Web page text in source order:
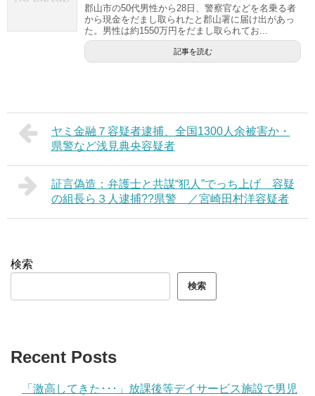
郡山市の50代男性から28日、警察官などを名乗る者
から現金をだまし取られたと郡山署に届け出があっ
た。男性は約1550万円をだまし取られてお...
記事を読む
ヤミ金融７容疑者逮捕、全国1300人余被害か・
県警など浅見典央容疑者
証言偽造：弁護士と共謀“犯人”でっち上げ 容疑
の組長ら３人逮捕??県警 ／宮崎田村洋容疑者
検索
検索
Recent Posts
「激高してきた･･･」放課後等デイサービス施設で男児